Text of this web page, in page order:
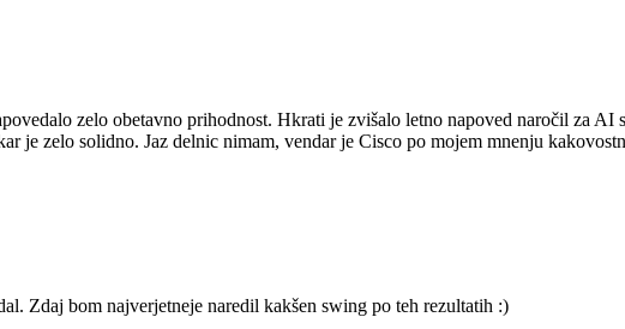
zelo obetavno prihodnost. Hkrati je zvišalo letno napoved naročil za
je zelo solidno. Jaz delnic nimam, vendar je Cisco po mojem mnenju
Zdaj bom najverjetneje naredil kakšen swing po teh rezultatih :)